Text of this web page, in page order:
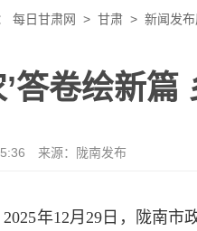
每日甘肃网 > 甘肃 > 新闻发
’答卷绘新
来源：陇南发布
年12月29日，陇南市